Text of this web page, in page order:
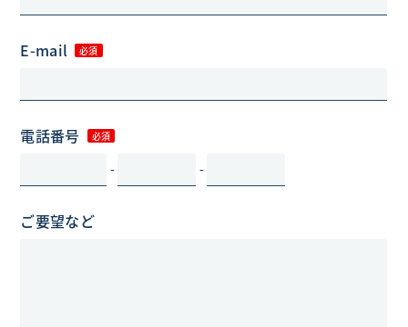
E-mail
電話番号
- -
ご要望など